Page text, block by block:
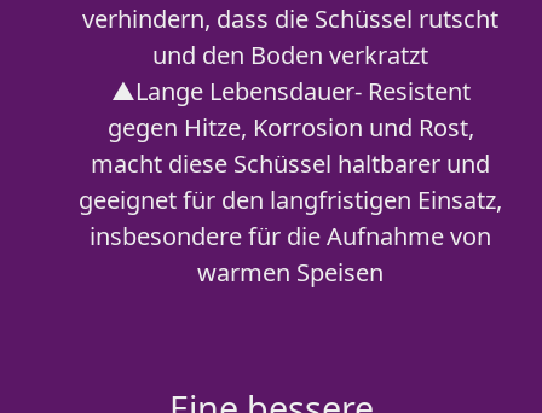
verhindern, dass die Schüssel rutscht
und den Boden verkratzt
▲Lange Lebensdauer- Resistent
gegen Hitze, Korrosion und Rost,
macht diese Schüssel haltbarer und
geeignet für den langfristigen Einsatz,
insbesondere für die Aufnahme von
warmen Speisen